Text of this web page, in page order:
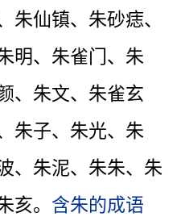
朱仙镇、朱砂痣、
明、朱雀门、朱
、朱文、朱雀玄
朱子、朱光、朱
、朱泥、朱朱、朱
亥。 含朱的成语